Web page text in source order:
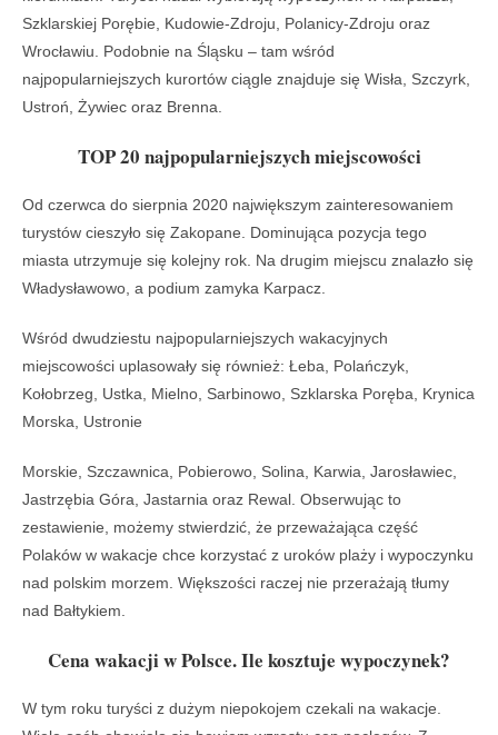
Szklarskiej Porębie, Kudowie-Zdroju, Polanicy-Zdroju oraz
Wrocławiu. Podobnie na Śląsku – tam wśród
najpopularniejszych kurortów ciągle znajduje się Wisła, Szczyrk,
Ustroń, Żywiec oraz Brenna.
TOP 20 najpopularniejszych miejscowości
Od czerwca do sierpnia 2020 największym zainteresowaniem
turystów cieszyło się Zakopane. Dominująca pozycja tego
miasta utrzymuje się kolejny rok. Na drugim miejscu znalazło się
Władysławowo, a podium zamyka Karpacz.
Wśród dwudziestu najpopularniejszych wakacyjnych
miejscowości uplasowały się również: Łeba, Polańczyk,
Kołobrzeg, Ustka, Mielno, Sarbinowo, Szklarska Poręba, Krynica
Morska, Ustronie
Morskie, Szczawnica, Pobierowo, Solina, Karwia, Jarosławiec,
Jastrzębia Góra, Jastarnia oraz Rewal. Obserwując to
zestawienie, możemy stwierdzić, że przeważająca część
Polaków w wakacje chce korzystać z uroków plaży i wypoczynku
nad polskim morzem. Większości raczej nie przerażają tłumy
nad Bałtykiem.
Cena wakacji w Polsce. Ile kosztuje wypoczynek?
W tym roku turyści z dużym niepokojem czekali na wakacje.